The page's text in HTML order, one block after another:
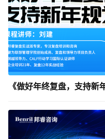
《做好年终复盘，支持新